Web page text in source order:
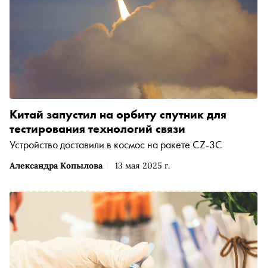
Александра Копылова 13 мая 2025 г.
Китай запустил на орбиту спутник для
тестирования технологий связи
Устройство доставили в космос на ракете CZ-3C